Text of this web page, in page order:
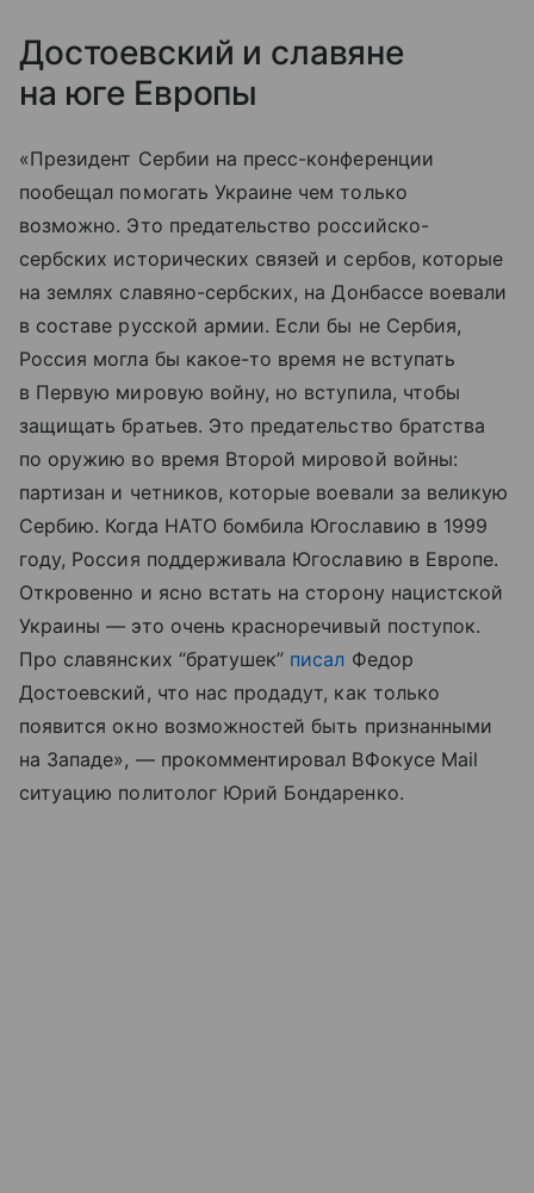
Достоевский и славяне
на юге Европы
«Президент Сербии на пресс-конференции
пообещал помогать Украине чем только
возможно. Это предательство российско-
сербских исторических связей и сербов, которые
на землях славяно-сербских, на Донбассе воевали
в составе русской армии. Если бы не Сербия,
Россия могла бы какое-то время не вступать
в Первую мировую войну, но вступила, чтобы
защищать братьев. Это предательство братства
по оружию во время Второй мировой войны:
партизан и четников, которые воевали за великую
Сербию. Когда НАТО бомбила Югославию в 1999
году, Россия поддерживала Югославию в Европе.
Откровенно и ясно встать на сторону нацистской
Украины — это очень красноречивый поступок.
Про славянских “братушек” писал Федор
Достоевский, что нас продадут, как только
появится окно возможностей быть признанными
на Западе», — прокомментировал ВФокусе Mail
ситуацию политолог Юрий Бондаренко.